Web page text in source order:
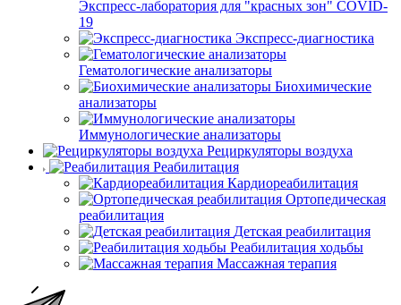
Экспресс-лаборатория для "красных зон" COVID-
19
Экспресс-диагностика
Гематологические анализаторы
Биохимические
анализаторы
Иммунологические анализаторы
Рециркуляторы воздуха
Реабилитация
Кардиореабилитация
Ортопедическая
реабилитация
Детская реабилитация
Реабилитация ходьбы
Массажная терапия